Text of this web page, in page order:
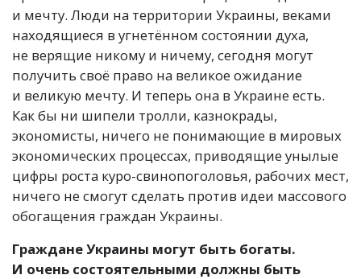
и мечту. Люди на территории Украины, веками
находящиеся в угнетённом состоянии духа,
не верящие никому и ничему, сегодня могут
получить своё право на великое ожидание
и великую мечту. И теперь она в Украине есть.
Как бы ни шипели тролли, казнокрады,
экономисты, ничего не понимающие в мировых
экономических процессах, приводящие унылые
цифры роста куро-свинопоголовья, рабочих мест,
ничего не смогут сделать против идеи массового
обогащения граждан Украины.
Граждане Украины могут быть богаты.
И очень состоятельными должны быть